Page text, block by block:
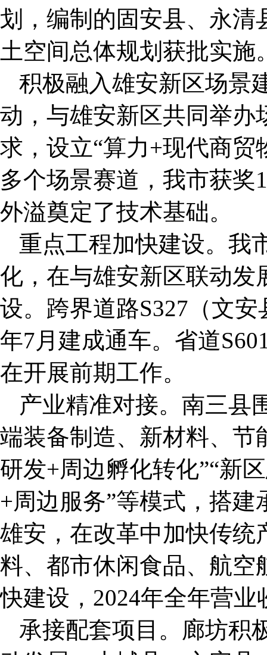
划，编制的固安县、永清
土空间总体规划获批实施
积极融入雄安新区场景
动，与雄安新区共同举办
求，设立“算力+现代商贸
多个场景赛道，我市获奖
外溢奠定了技术基础。
重点工程加快建设。我
化，在与雄安新区联动发
设。跨界道路S327（文
年7月建成通车。省道
在开展前期工作。
产业精准对接。南三县
端装备制造、新材料、节
研发+周边孵化转化”“新
+周边服务”等模式，搭
雄安，在改革中加快传统
料、都市休闲食品、航空
快建设，2024年全年营业
承接配套项目。廊坊积